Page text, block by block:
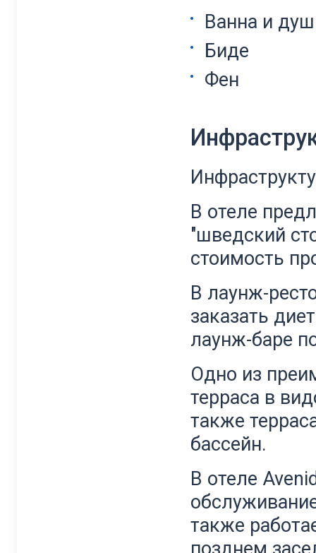
Ванна и душ
Биде
Фен
В отеле
"шведский
стоимость
В лаунж-
заказать
лаунж-баре
Одно из
терраса в
также
бассейн.
В отеле
также